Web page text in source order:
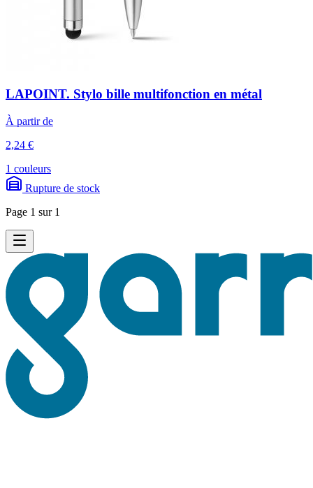
LAPOINT. Stylo bille multifonction en métal
À partir de
2,24 €
1 couleurs
Rupture de stock
Page 1 sur 1